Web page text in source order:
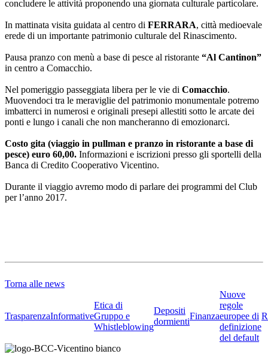
concludere le attività proponendo una giornata culturale particolare.
In mattinata visita guidata al centro di FERRARA, città medioevale
erede di un importante patrimonio culturale del Rinascimento.
Pausa pranzo con menù a base di pesce al ristorante “Al Cantinon”
in centro a Comacchio.
Nel pomeriggio passeggiata libera per le vie di Comacchio.
Muovendoci tra le meraviglie del patrimonio monumentale potremo
imbatterci in numerosi e originali presepi allestiti sotto le arcate dei
ponti e lungo i canali che non mancheranno di emozionarci.
Costo gita (viaggio in pullman e pranzo in ristorante a base di
pesce) euro 60,00. Informazioni e iscrizioni presso gli sportelli della
Banca di Credito Cooperativo Vicentino.
Durante il viaggio avremo modo di parlare dei programmi del Club
per l’anno 2017.
Torna alle news
TrasparenzaInformative
Etica di
Gruppo e
Whistleblowing
Depositi
dormienti
Finanza
Nuove
regole
europee di
definizione
del default